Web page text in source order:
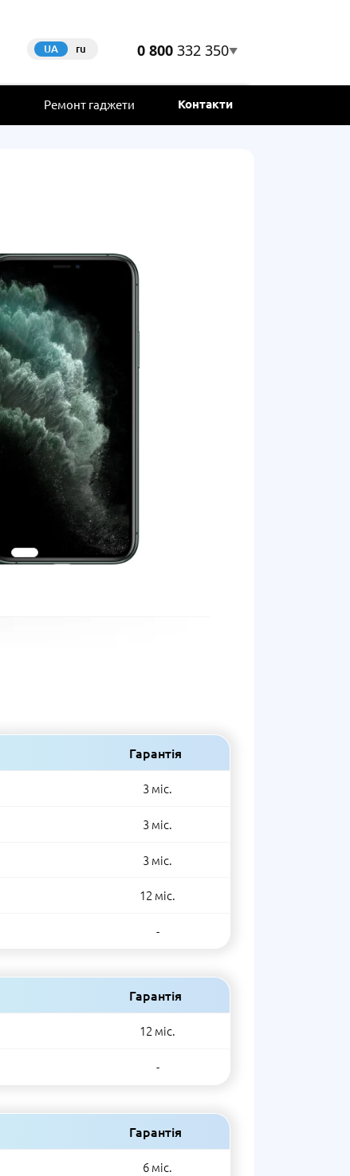
UA ru 0 800 332 350▼
Ремонт гаджети Контакти
Гарантія
3 міс.
3 міс.
3 міс.
12 міс.
-
Гарантія
12 міс.
-
Гарантія
6 міс.